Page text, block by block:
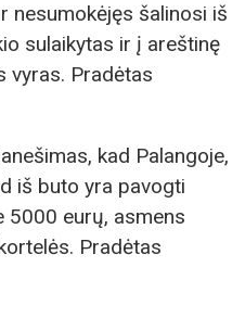
nesumokėjęs šalinosi iš
sulaikytas ir į areštinę
vyras. Pradėtas
kad Palangoje,
iš buto yra pavogti
5000 eurų, asmens
Pradėtas